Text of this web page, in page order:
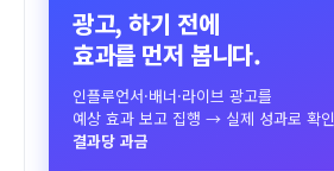
광고, 하기 전에
효과를 먼저 봅니다.
인플루언서·배너·라이브 광고를
예상 효과 보고 집행 → 실제 성과로 확인
결과당 과금